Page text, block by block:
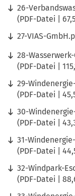
26-
PDF-Datei
27-VIAS-
28-
PDF-Datei
29-
PDF-Datei
30-
PDF-Datei
31-
PDF-Datei
32-Windpark-
PDF-Datei